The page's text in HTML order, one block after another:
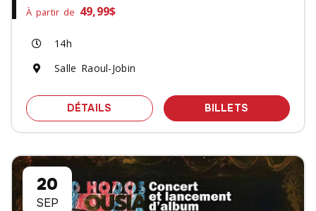
À partir de 49,99$
14h
Salle Raoul-Jobin
DÉTAILS SPECTACLE CONCERT ZELDA A
BILLETS DES
20
SEP